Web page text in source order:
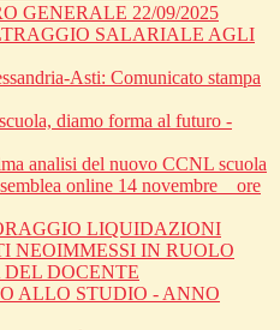
GENERALE 22/09/2025
SALARIALE AGLI
Asti: Comunicato stampa
diamo forma al futuro -
analisi del nuovo CCNL scuola
online 14 novembre _ ore
LIQUIDAZIONI
NEOIMMESSI IN RUOLO
DOCENTE
ALLO STUDIO - ANNO